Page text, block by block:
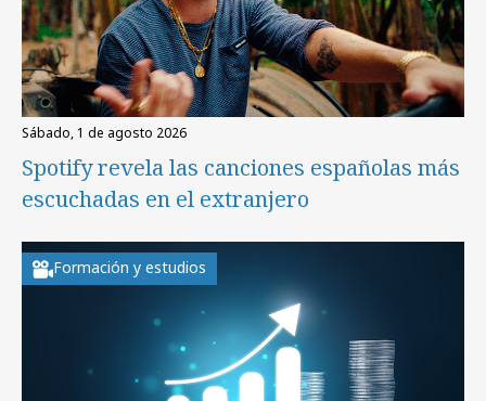
sábado, 1 de agosto 2026
Spotify revela las canciones españolas más
escuchadas en el extranjero
Formación y estudios